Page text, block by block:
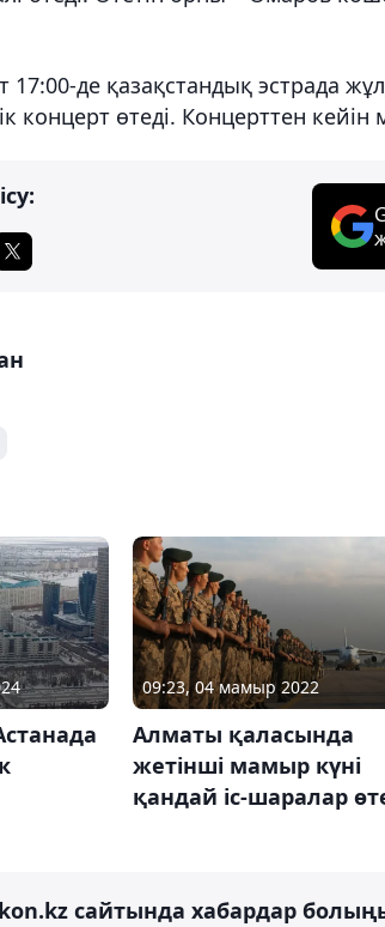
17:00-де қазақстандық эстрада
концерт өтеді. Концерттен кейін
09:23, 04 мамыр 2022
Алматы қаласында
жетінші мамыр күні
қандай іс-шаралар
сайтында хабардар